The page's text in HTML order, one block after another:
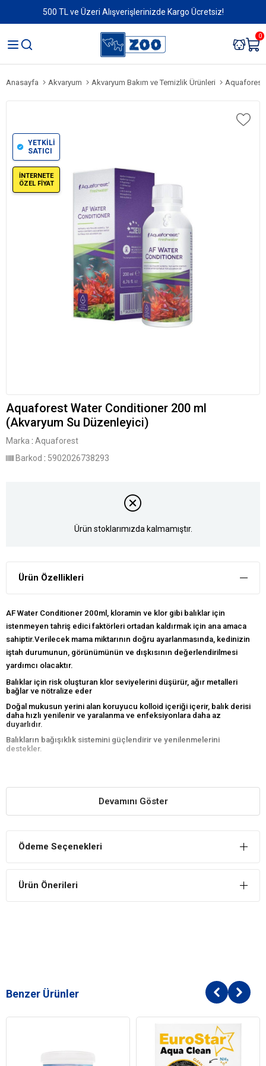
500 TL ve Üzeri Alışverişlerinizde Kargo Ücretsiz!
0
Anasayfa Akvaryum Akvaryum Bakım ve Temizlik Ürünleri Aquaforest
YETKİLİ
SATICI
İNTERNETE
ÖZEL FİYAT
Aquaforest Water Conditioner 200 ml
(Akvaryum Su Düzenleyici)
Marka : Aquaforest
Barkod : 5902026738293
Ürün stoklarımızda kalmamıştır.
Ürün Özellikleri
AF Water Conditioner 200ml, kloramin ve klor gibi balıklar için
istenmeyen tahriş edici faktörleri ortadan kaldırmak için ana amaca
sahiptir.Verilecek mama miktarının doğru ayarlanmasında, kedinizin
iştah durumunun, görünümünün ve dışkısının değerlendirilmesi
yardımcı olacaktır.
Balıklar için risk oluşturan klor seviyelerini düşürür, ağır metalleri
bağlar ve nötralize eder
Doğal mukusun yerini alan koruyucu kolloid içeriği içerir, balık derisi
daha hızlı yenilenir ve yaralanma ve enfeksiyonlara daha az
duyarlıdır.
Balıkların bağışıklık sistemini güçlendirir ve yenilenmelerini
destekler.
Devamını Göster
Ödeme Seçenekleri
Ürün Önerileri
Benzer Ürünler